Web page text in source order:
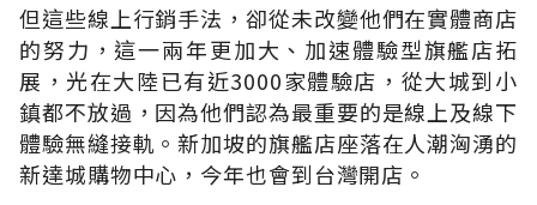
但這些線上行銷手法，卻從未改變他們在實體商店
的努力，這一兩年更加大、加速體驗型旗艦店拓
展，光在大陸已有近3000家體驗店，從大城到小
鎮都不放過，因為他們認為最重要的是線上及線下
體驗無縫接軌。新加坡的旗艦店座落在人潮洶湧的
新達城購物中心，今年也會到台灣開店。